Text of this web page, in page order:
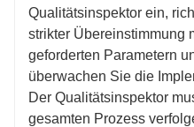
Qualitätsinspektor ein,
strikter Übereinstimmung
geforderten Parametern
überwachen Sie die
Der Qualitätsinspektor
gesamten Prozess